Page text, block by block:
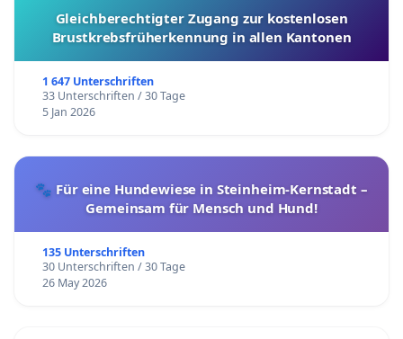
Gleichberechtigter Zugang zur kostenlosen
Brustkrebsfrüherkennung in allen Kantonen
1 647 Unterschriften
33 Unterschriften / 30 Tage
5 Jan 2026
🐾 Für eine Hundewiese in Steinheim-Kernstadt –
Gemeinsam für Mensch und Hund!
135 Unterschriften
30 Unterschriften / 30 Tage
26 May 2026